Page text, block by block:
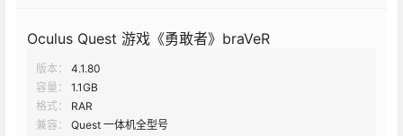
Oculus Quest 游戏《勇敢者》braVeR
版本：
4.1.80
容量：
1.1GB
格式：
RAR
兼容：
Quest 一体机全型号